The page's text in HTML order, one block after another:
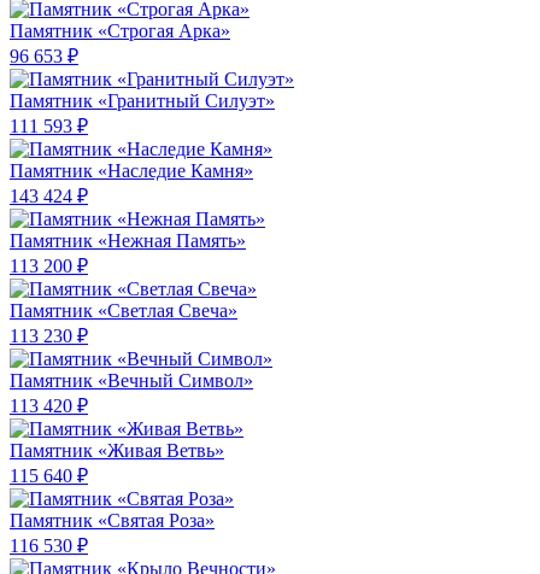
Памятник «Строгая Арка»
96 653 ₽
Памятник «Гранитный Силуэт»
111 593 ₽
Памятник «Наследие Камня»
143 424 ₽
Памятник «Нежная Память»
113 200 ₽
Памятник «Светлая Свеча»
113 230 ₽
Памятник «Вечный Символ»
113 420 ₽
Памятник «Живая Ветвь»
115 640 ₽
Памятник «Святая Роза»
116 530 ₽